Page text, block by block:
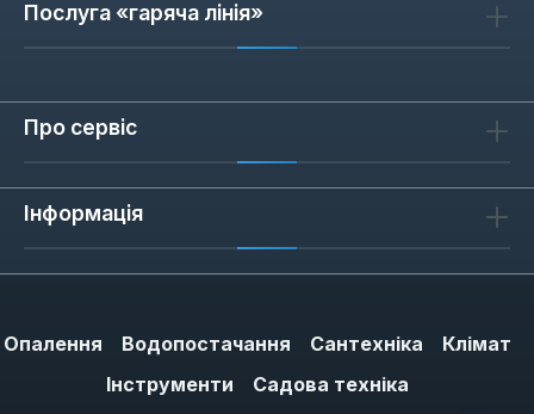
уникнути перегріву та залишкових
Матеріали абразиву: оксид
Оксид алюмінію (корунд) — базовий
матеріал для більшості задач. Він працює
на деревині, ДСП, пластику та лаку,
перегріву. Оксид алюмінію з керамічним
наповненням має вищу стійкість до
стирання: такі круги служать у 2-3 рази
Послуга «гаряча лінія»
Про сервіс
Інформація
Опалення Водопостачання Сантехніка
Клімат
Інструменти
Садова техніка